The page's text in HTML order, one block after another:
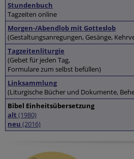
Stundenbuch
Tagzeiten online
Morgen-/Abendlob mit Gotteslob
(Gestaltungsanregungen, Gesänge,
Tagzeitenliturgie
(Gebet für jeden Tag,
Formulare zum selbst befüllen)
Linksammlung
(Liturgische Bücher und Dokumente,
Bibel Einheitsübersetzung
alt (1980)
neu (2016)